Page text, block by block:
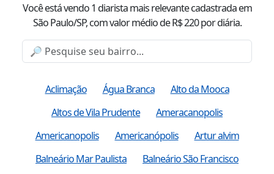
Você está vendo1 diarista mais relevante cadastrada em
São Paulo/SP, com valormédiode R$220por diária.
Aclimação Água Branca
Alto da Mooca
Altos de Vila Prudente
Ameracanopolis
Americanopolis
Americanópolis
Artur alvim
Balneário Mar Paulista
Balneário São Francisco